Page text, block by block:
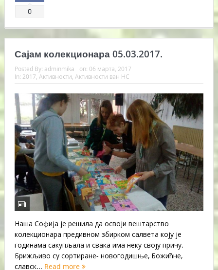
0
Сајам колекционара 05.03.2017.
Posted By: adminmika on: 06 марта, 2017
In: 2017 Активности Активности ван НС
Наша Софија је решила да освоји вештарство
колекционара предивном збирком салвета коју је
годинама сакупљала и свака има неку своју причу.
Брижљиво су сортиране- новогодишње, Божићне,
славск... Read more